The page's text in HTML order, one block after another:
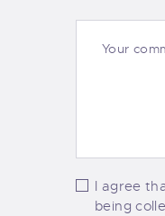
I agree
being